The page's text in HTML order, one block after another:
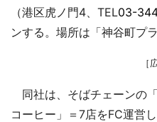
（港区虎ノ門4、TEL03-
ンする。場所は「神谷町プ
［
同社は、そばチェーンの
コーヒー」＝7店をFC運営